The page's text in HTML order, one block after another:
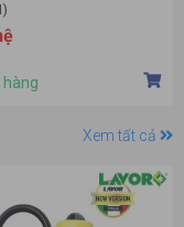
hàng
Xem tất cả